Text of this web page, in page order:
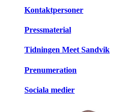
Kontaktpersoner
Pressmaterial
Tidningen Meet Sandvik
Prenumeration
Sociala medier